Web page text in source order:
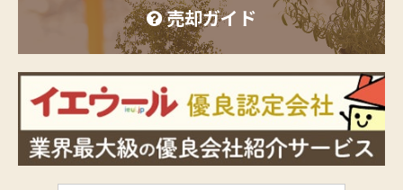
売却ガイド